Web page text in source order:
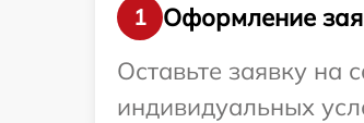
1
Оформление
Оставьте заявку на
индивидуальных